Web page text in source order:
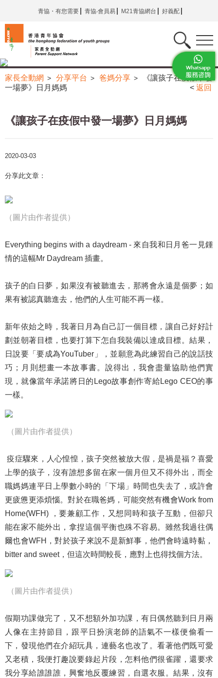
青協・有您需要 青協‧會員易 M21青協網台 好義配
家長全動網 > 分享平台 > 爸媽分享 >
《讓孩子在疫假中發
一場夢》日月媽媽
< 返回
《讓孩子在疫假中發一場夢》日月媽媽
2020-03-03
分享此文章：
（圖片由作者提供）
Everything begins with a daydream - 來自我和日月爸一見鍾
情的這幅Mr Daydream 插畫。
孩子的白日夢，如果沒有被聽進去，那將會永遠是個夢；如
果有被認真聽進去，他們的人生可能不再一樣。
新年依始之時，我著日月為自己訂一個目標，讓自己好好計
劃並朝著目標，也要打算下怎自我裝備以達成目標。結果，
日說要「要成為YouTuber」，並願意為此練習自己的說話技
巧；月則想畫一本故事書。說得出，我會盡量協助他們實
現，就像當年承諾將日 的Lego故事創作寄給Lego CEO的事
一樣。
（圖片由作者提供）
疫症驟來，人心惶惶，孩子突然被放大假，是禍是福？喜愛
上學的孩子，沒有誰想多留在家一個月但又不得外出，而全
職媽媽連平日上學數小時的「下場」時間也失去了，或許會
更疲憊更添煩惱。對於在職爸媽，可能突然有機會Work from
Home(WFH) ，要兼顧工作，又想同時和孩子互動，但卻只
能在家不能外出，拿捏這個平衡也殊不容易。雖然我過往偶
爾也會WFH，對於孩子來說不是新鮮事，他們會時遠時黏，
bitter and sweet，但這次時間較長，應對上也得找個方法。
（圖片由作者提供）
假期功課做完了，又不想額外加功課，有日偶然聽到日月兩
人像在主持節目，跟平日扮演老師的語氣不一樣便偷看一
下，發現他們在介紹玩具，連藝名也改了。看著他們既可愛
又老積，我便打趣說要錄起片段，怎料他們很雀躍，還要求
我分享給誰誰誰，興奮地反覆練習，自選衣服。結果，沒有